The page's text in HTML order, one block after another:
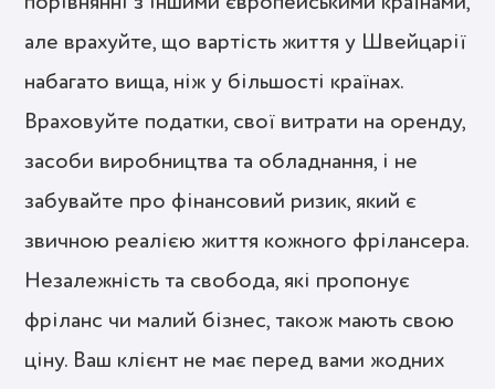
але врахуйте, що вартість життя у Швейцарії
набагато вища, ніж у більшості країнах.
Враховуйте податки, свої витрати на оренду,
засоби виробництва та обладнання, і не
забувайте про фінансовий ризик, який є
звичною реалією життя кожного фрілансера.
Незалежність та свобода, які пропонує
фріланс чи малий бізнес, також мають свою
ціну. Ваш клієнт не має перед вами жодних